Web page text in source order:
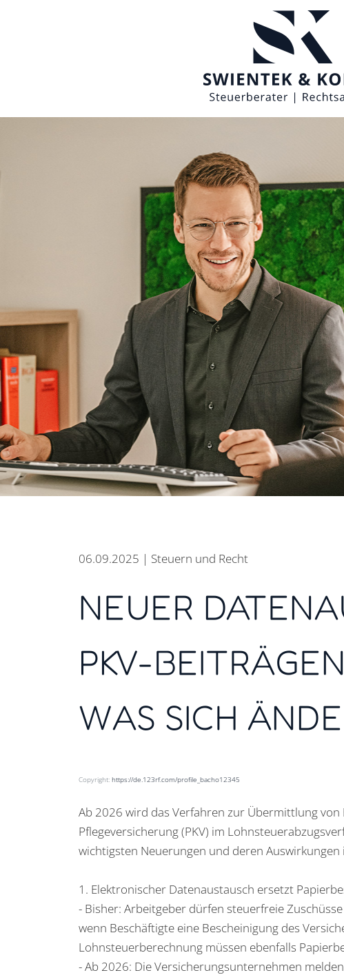
06.09.2025 | Steuern und Recht
NEUER
PKV-
WAS SICH
Copyright: https://de.123rf.com/profile_bacho12345
Ab 2026 wird das Verfahren zur Übermittlung
Pflegeversicherung (PKV) im
wichtigsten Neuerungen und deren Auswirkungen
1. Elektronischer Datenaustausch ersetzt
- Bisher: Arbeitgeber dürfen steuerfreie
wenn Beschäftigte eine Bescheinigung des
Lohnsteuerberechnung müssen ebenfalls
- Ab 2026: Die Versicherungsunternehmen